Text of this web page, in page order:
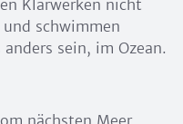
Klärwerken nicht
schwimmen
sein, im Ozean.
nächsten Meer